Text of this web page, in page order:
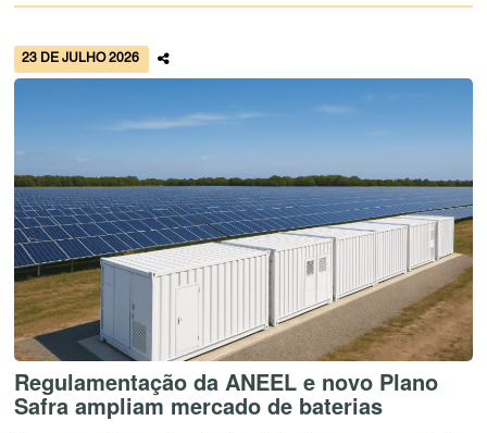
23 DE JULHO 2026
Regulamentação da ANEEL e novo Plano
Safra ampliam mercado de baterias